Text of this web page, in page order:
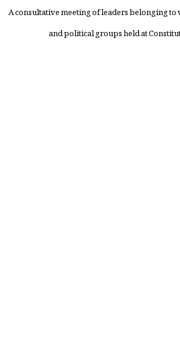
A consultative meeting of leaders belonging
and political groups held at